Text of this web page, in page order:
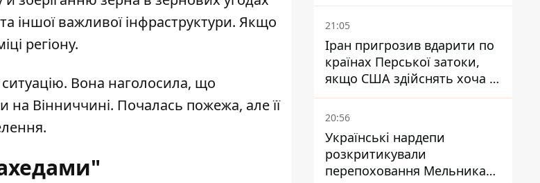
іншої важливої інфраструктури. Якщо
регіону.
Вона наголосила, що
на Вінниччині. Почалась пожежа, але її
за фейкові звіти
21:05
Іран пригрозив вдарити по
країнах Перської затоки,
якщо США здійснять хоча б
одну атаку - Reuters
20:56
Українські нардепи
розкритикували
перепоховання Мельника